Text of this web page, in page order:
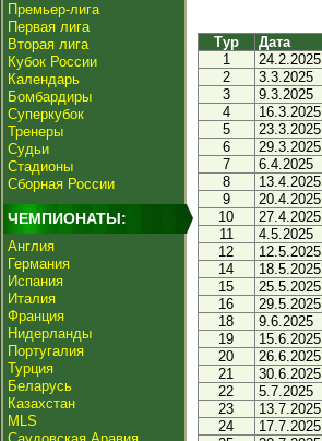
Премьер-лига
Первая лига
Вторая лига
Кубок России
Календарь
Бомбардиры
Суперкубок
Тренеры
Судьи
Стадионы
Сборная России
ЧЕМПИОНАТЫ:
Англия
Германия
Испания
Италия
Франция
Нидерланды
Португалия
Турция
Беларусь
Казахстан
MLS
Тур Дата
1
24.2.2025
2
3.3.2025
3
9.3.2025
4
16.3.2025
5
23.3.2025
6
29.3.2025
7
6.4.2025
8
13.4.2025
9
20.4.2025
10
27.4.2025
11
4.5.2025
12
12.5.2025
14
18.5.2025
15
25.5.2025
16
29.5.2025
18
9.6.2025
19
15.6.2025
20
26.6.2025
21
30.6.2025
22
5.7.2025
23
13.7.2025
24
17.7.2025